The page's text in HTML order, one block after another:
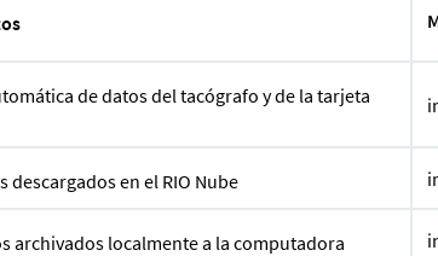
de datos del tacógrafo y de la tarjeta
descargados en el RIO Nube
archivados localmente a la computadora